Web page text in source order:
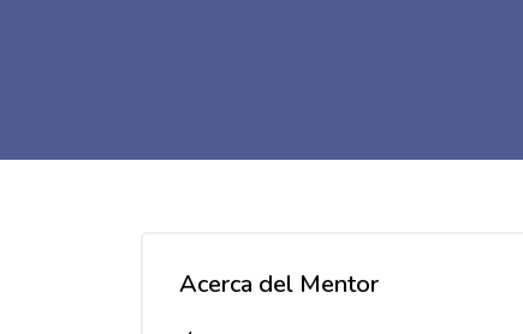
Acerca del Mentor